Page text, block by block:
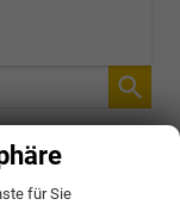
für Sie